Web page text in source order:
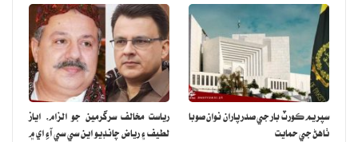
سپريم ڪورٽ بار جي صدر پاران نوان صوبا
ٺاهڻ جي حمايت
رياست مخالف سرگرمين جو الزام، اياز
لطيف ۽ رياض چانڊيو اين سي سي آءِ اي ۾